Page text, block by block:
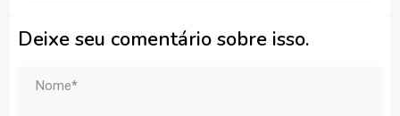
Deixe seu comentário sobre isso.